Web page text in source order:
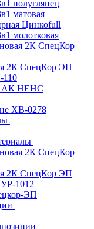
полуглянец
матовая
Цинкоfull
молотковая
2К СпецКор
2К СпецКор ЭП
110
АК НЕНС
ХВ-0278
2К СпецКор
2К СпецКор ЭП
1012
ЭП